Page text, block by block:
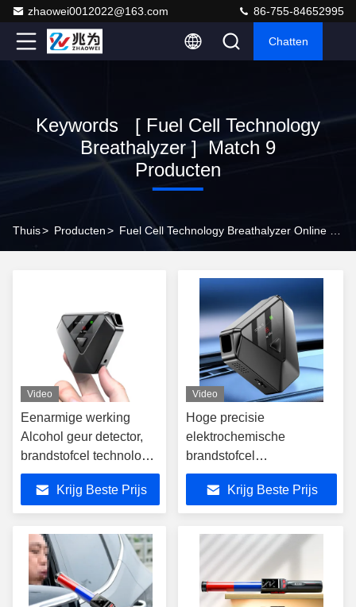
zhaowei0012022@163.com 86-755-84652995
Chatten
Keywords [ Fuel Cell Technology
Breathalyzer ] Match 9
Producten
Thuis> Producten>
Video
Eenarmige werking
Alcohol geur detector,
brandstofcel technologie
Breathalyzer
Krijg Beste Prijs
Video
Hoge precisie
elektrochemische
brandstofcel
ademhalingsmeter
gegevensopslag 100 tests
met LCD-scherm
Krijg Beste Prijs